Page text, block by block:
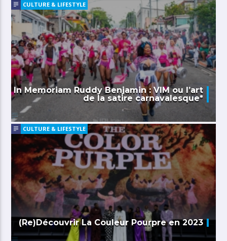
CULTURE & LIFESTYLE
In Memoriam Ruddy Benjamin : VIM ou l’art
de la satire carnavalesque*
CULTURE & LIFESTYLE
(Re)Découvrir La Couleur Pourpre en 2023